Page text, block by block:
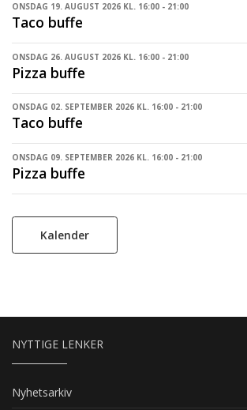
ONSDAG 19. AUGUST 2026 KL. 16:00 - 21:00
Taco buffe
ONSDAG 26. AUGUST 2026 KL. 16:00 - 21:00
Pizza buffe
ONSDAG 02. SEPTEMBER 2026 KL. 16:00 - 21:00
Taco buffe
ONSDAG 09. SEPTEMBER 2026 KL. 16:00 - 21:00
Pizza buffe
Kalender
NYTTIGE LENKER
Nyhetsarkiv